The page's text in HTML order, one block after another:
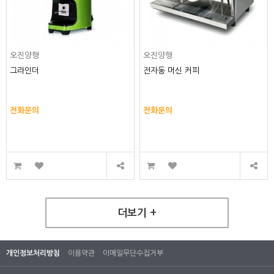
오진양행
그라인더
전화문의
오진양행
전자동 머신 커피
전화문의
더보기 +
개인정보처리방침 이용약관 이메일무단수집거부